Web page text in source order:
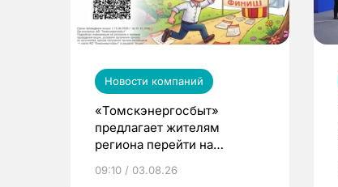
Новости компаний
«Томскэнергосбыт»
предлагает жителям
региона перейти на
выиграть призы
09:10 / 03.08.26